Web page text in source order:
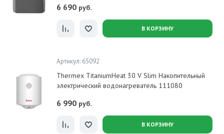
6 690 руб.
В КОРЗИНУ
Артикул: 65092
Thermex TitaniumHeat 30 V Slim Накопительный
электрический водонагреватель 111080
6 990 руб.
В КОРЗИНУ